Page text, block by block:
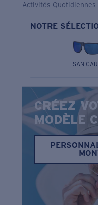
Activités Quotidiennes
NOTRE
SAN
CRÉEZ
MODÈLE